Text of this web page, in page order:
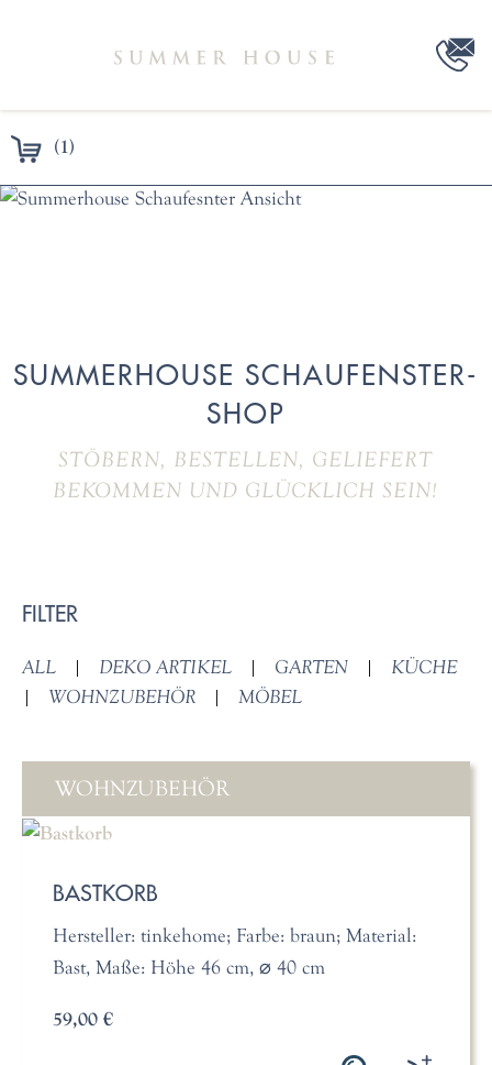
(1)
SUMMERHOUSE SCHAUFENSTER-
SHOP
STÖBERN, BESTELLEN, GELIEFERT
BEKOMMEN UND GLÜCKLICH SEIN!
FILTER
ALL | DEKO ARTIKEL | GARTEN |
KÜCHE
|
WOHNZUBEHÖR | MÖBEL
WOHNZUBEHÖR
BASTKORB
Hersteller: tinkehome; Farbe: braun; Material:
Bast, Maße: Höhe 46 cm, ⌀ 40 cm
59,00 €